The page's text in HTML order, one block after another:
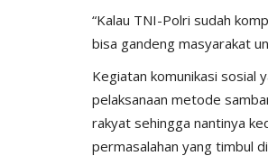
“Kalau TNI-Polri sudah
bisa gandeng masyarakat
Kegiatan komunikasi sosial
pelaksanaan metode
rakyat sehingga nantinya
permasalahan yang timbul
Polda